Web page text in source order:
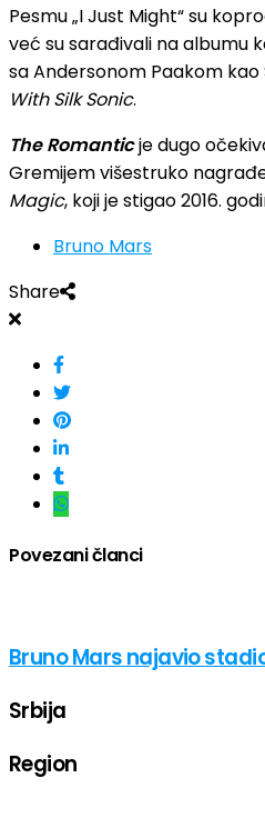
Pesmu „I Just Might“ su
već su sarađivali na albumu
sa Andersonom Paakom kao
With Silk Sonic.
The Romanticje dugo
Gremijem višestruko
Magic, koji je stigao 2016.
Bruno Mars
Share
Povezani članci
Bruno Mars najavio
Srbija
Region